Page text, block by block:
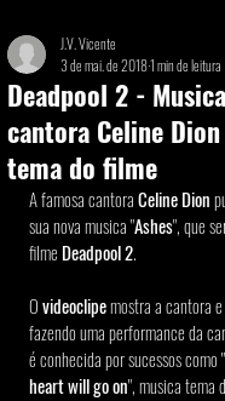
Deadpool 2 -
cantora Celine
tema do filme
J.V. Vicente
3 de mai. de 20181 min de leitura
A famosa cantora Celine Dion
sua nova musica "Ashes", que
filme Deadpool 2.
O videoclipe mostra a cantora
fazendo uma performance da
é conhecida por sucessos como "
heart will go on", musica tema